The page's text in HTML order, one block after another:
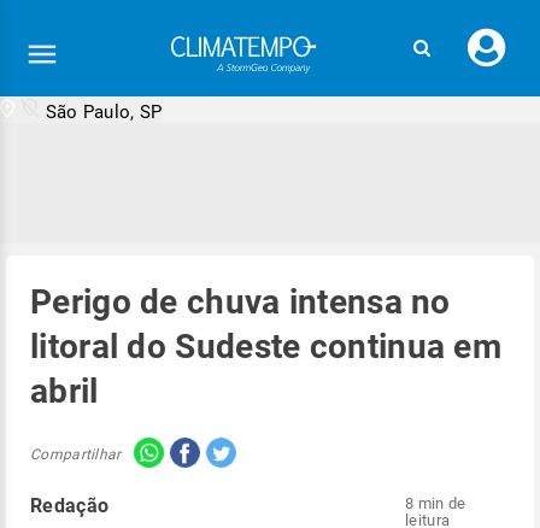
seu
São Paulo, SP
Perigo de chuva intensa no
litoral do Sudeste continua em
abril
Compartilhar
Redação
8 min de
leitura